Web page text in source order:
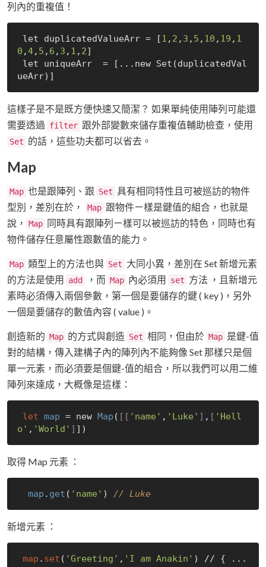
列內的重複值！
let duplicatedValueArr = [1 , 2 , 3 , 5 , 10 , 19 , 1
0 ,4, 5 , 6 , 3 , 1 , 2]
這樣子是不是既方便快速又簡潔？ 如果單純使用陣列可能還
需要透過 filter 跟外部變數來儲存重複值輔助檢查，使用
Set 的話，這些功夫都可以省去。
Map
Map 也是跟陣列、跟 Set 具有相同特性且可被巡訪的物件
型別，差別在於，
Map 跟物件ㄧ樣是鍵值的組合，也就是
說，
Map 同時具有跟陣列ㄧ樣可以被巡訪的特色，同時也有
物件儲存任意屬性跟數值的能力。
Map 類型上的方法也與 Set 大同小異，差別在 Set 新增元素
的方法是使用
add ，而 Map 內必須用 set 方法 ，且新增元
素時必須傳入兩個參數，第一個是要儲存的鍵 ( key )，另外
一個是要儲存的數值內容 ( value )。
創造新的 Map 的方式與創造 Set 相同，但由於 Map 是鍵-值
對的結構，傳入建構子內的陣列內不能夠像 Set 那樣只是個
單一元素，而必須要是個鍵-值的組合，所以我們可以用二維
陣列來達成，大概像是這樣：
let map = new Map ( [ [ 'name' , 'Luke' ] , [ 'Hell
o' , 'World' ]
取得 Map 元素 ：
map . get ( 'name' ) // Luke
新增元素 ：
map . set ( 'Greeting' , 'I am Anakin'